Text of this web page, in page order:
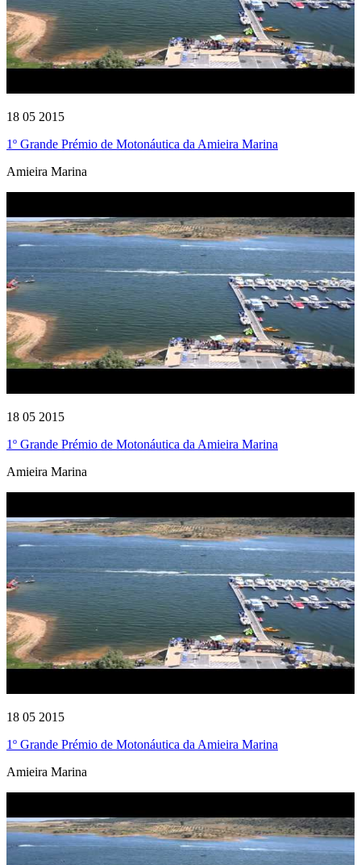
18 05 2015
1º Grande Prémio de Motonáutica da Amieira Marina
Amieira Marina
18 05 2015
1º Grande Prémio de Motonáutica da Amieira Marina
Amieira Marina
18 05 2015
1º Grande Prémio de Motonáutica da Amieira Marina
Amieira Marina